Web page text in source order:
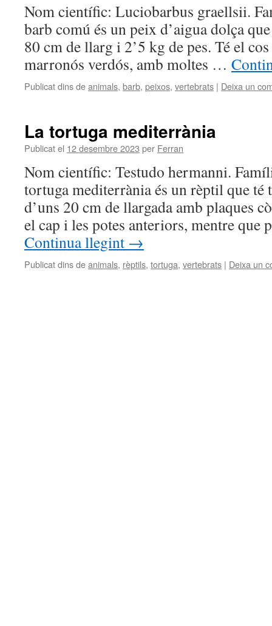
Nom científic: Luciobarbus graellsii.
barb comú és un peix d’aigua dolça
80 cm de llarg i 2’5 kg de pes. Té el
marronós verdós, amb moltes …
Publicat dins deanimals, barb, peixos, vertebrats | Deixa un
La tortuga mediterrània
Publicat el 12 desembre 2023 per Ferran
Nom científic: Testudo hermanni.
tortuga mediterrània és un rèptil que té
d’uns 20 cm de llargada amb plaques
el cap i les potes anteriors, mentre
Continua llegint →
Publicat dins deanimals, rèptils, tortuga, vertebrats | Deixa un